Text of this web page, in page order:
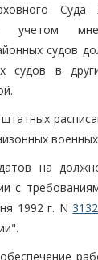
Суда
судов
судов в
штатных
на
с
1992 г. N